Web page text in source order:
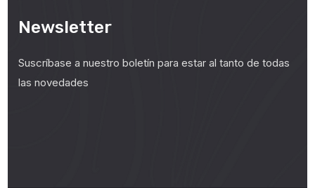
Newsletter
Suscríbase a nuestro boletín para estar al tanto de todas
las novedades